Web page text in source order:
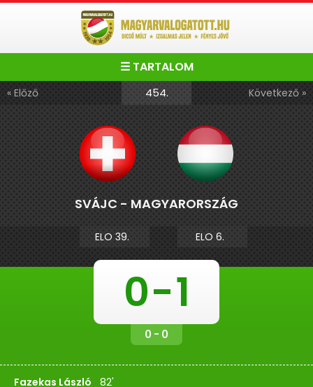
☰ TARTALOM
« Előző 454. Következő »
SVÁJC - MAGYARORSZÁG
ELO 39. ELO 6.
0-1
0 - 0
Fazekas László 82'